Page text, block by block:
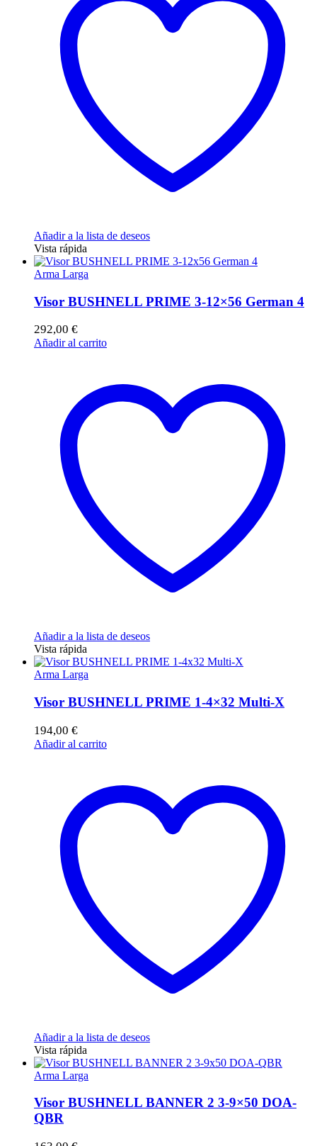
Añadir a la lista de deseos
Vista rápida
Arma Larga
Visor BUSHNELL PRIME 3-12×56 German 4
292,00 €
Añadir al carrito
Añadir a la lista de deseos
Vista rápida
Arma Larga
Visor BUSHNELL PRIME 1-4×32 Multi-X
194,00 €
Añadir al carrito
Añadir a la lista de deseos
Vista rápida
Arma Larga
Visor BUSHNELL BANNER 2 3-9×50 DOA-
QBR